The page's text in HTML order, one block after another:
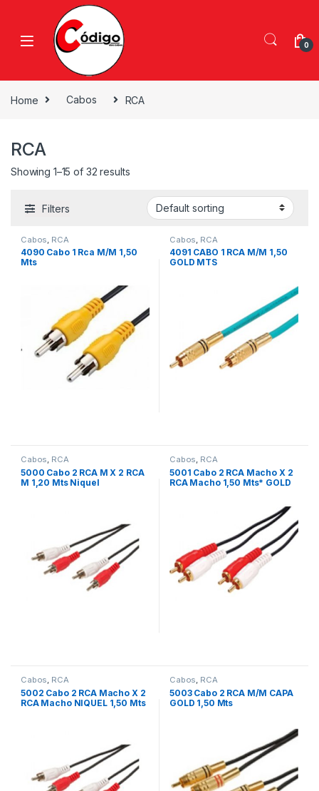
0
Home Cabos RCA
RCA
Showing 1–15 of 32 results
Filters
Cabos RCA
4090 Cabo 1 Rca M/M 1,50
Mts
Cabos RCA
4091 CABO 1 RCA M/M 1,50
GOLD MTS
Cabos, RCA
5000 Cabo 2 RCA M X 2 RCA
M 1,20 Mts Niquel
Cabos, RCA
5001 Cabo 2 RCA Macho X 2
RCA Macho 1,50 Mts* GOLD
Cabos, RCA
5002 Cabo 2 RCA Macho X 2
RCA Macho NIQUEL 1,50 Mts
Cabos, RCA
5003 Cabo 2 RCA M/M CAPA
GOLD 1,50 Mts